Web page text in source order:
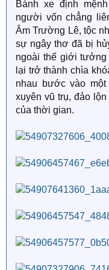
Bánh xe định
người vốn chẳng
Âm Trường Lê, tộc
sự ngây thơ đã bị
ngoài thế giới
lại trở thành chìa
nhau bước vào
xuyên vũ trụ, đảo
của thời gian.